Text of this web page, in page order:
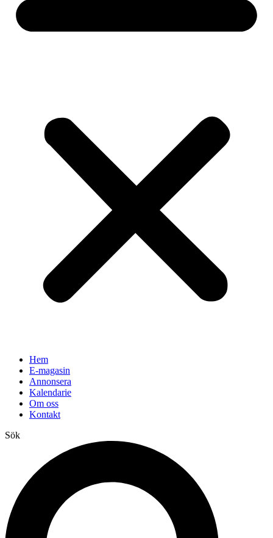
Hem
E-magasin
Annonsera
Kalendarie
Om oss
Kontakt
Sök